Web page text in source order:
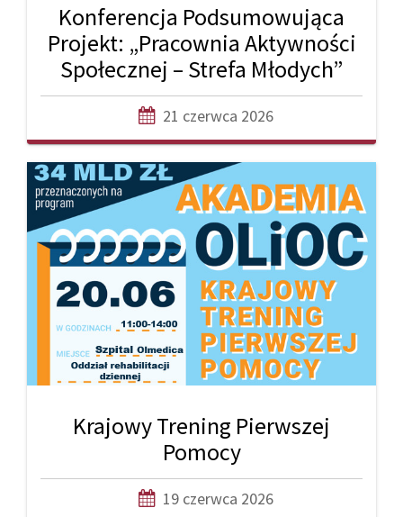
Konferencja Podsumowująca
Projekt: „Pracownia Aktywności
Społecznej – Strefa Młodych”
21 czerwca 2026
Krajowy Trening Pierwszej
Pomocy
19 czerwca 2026